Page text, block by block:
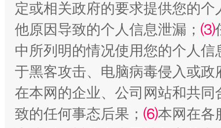
定或相关政府的要求提供您的个
他原因导致的个人信息泄漏； ⑶
中所列明的情况使用您的个人
于黑客攻击、电脑病毒侵入或
在本网的企业、公司网站和共
致的任何事态后果； ⑹本网在各